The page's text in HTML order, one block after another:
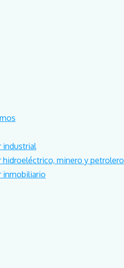
industrial
hidroeléctrico, minero y petrolero
inmobiliario